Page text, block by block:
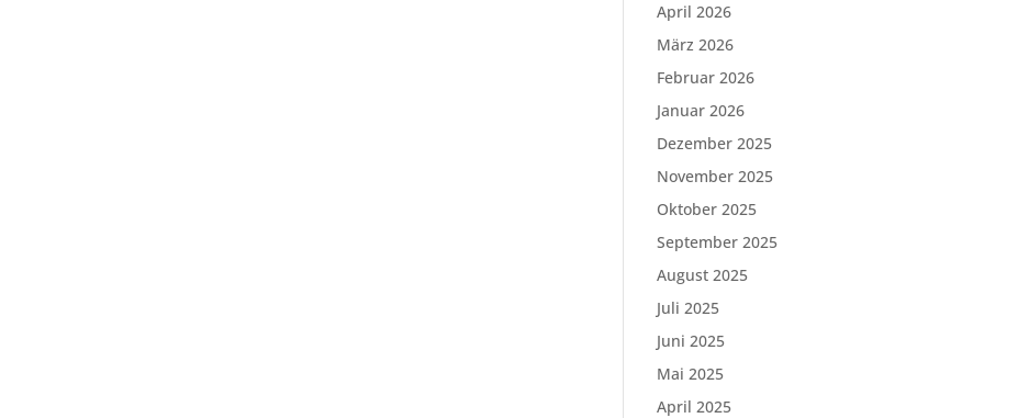
April 2026
März 2026
Februar 2026
Januar 2026
Dezember 2025
November 2025
Oktober 2025
September 2025
August 2025
Juli 2025
Juni 2025
Mai 2025
April 2025